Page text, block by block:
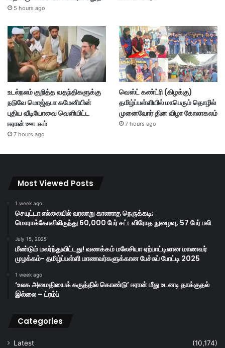
5 hours ago
உடல்நலம் குறித்த வதந்திகளுக்கு
நடுவே மொஜ்தபா கமேனியின்
புதிய வீடியோவை வெளியிட்ட
ஈரான் ஊடகம்
7 hours ago
வெஸ்ட் கண்ட்ரி (கிழக்கு)
தமிழ்ப்பள்ளியில் மாபெரும் தொழில்
முனைவோர் தின விழா கோலாகலம்
7 hours ago
Most Viewed Posts
1 week ago
செயுட்டா எல்லையில் வரலாறு காணாத நெருக்கடி;
மொராக்கோவிலிருந்து 60,000 பேர் சட்டவிரோத நுழைவு, 57 பேர் பலி
July 15, 2025
மீண்டும் மலர்ந்துவிட்டது! வணக்கம் மலேசியா ஏற்பாட்டிலான மாணவர்
முழக்கம்- தமிழ்ப்பள்ளி மாணவர்களுக்கான பேச்சுப் போட்டி 2025
1 week ago
‘உலக அமைதியைக் கருத்தில் கொண்டு’ ஈரான் மீது உடனடி தாக்குதல்
இல்லை – ட்ரம்ப்
Categories
Latest
(10,174)